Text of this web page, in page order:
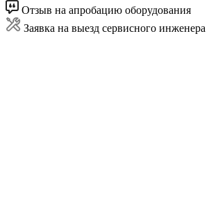
Отзыв на апробацию оборудования
Заявка на выезд сервисного инженера